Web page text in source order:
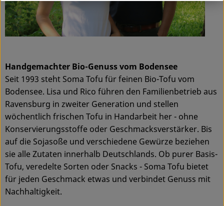
Handgemachter Bio-Genuss vom Bodensee
Seit 1993 steht Soma Tofu für feinen Bio-Tofu vom
Bodensee. Lisa und Rico führen den Familienbetrieb aus
Ravensburg in zweiter Generation und stellen
wöchentlich frischen Tofu in Handarbeit her - ohne
Konservierungsstoffe oder Geschmacksverstärker. Bis
auf die Sojasoße und verschiedene Gewürze beziehen
sie alle Zutaten innerhalb Deutschlands. Ob purer Basis-
Tofu, veredelte Sorten oder Snacks - Soma Tofu bietet
für jeden Geschmack etwas und verbindet Genuss mit
Nachhaltigkeit.